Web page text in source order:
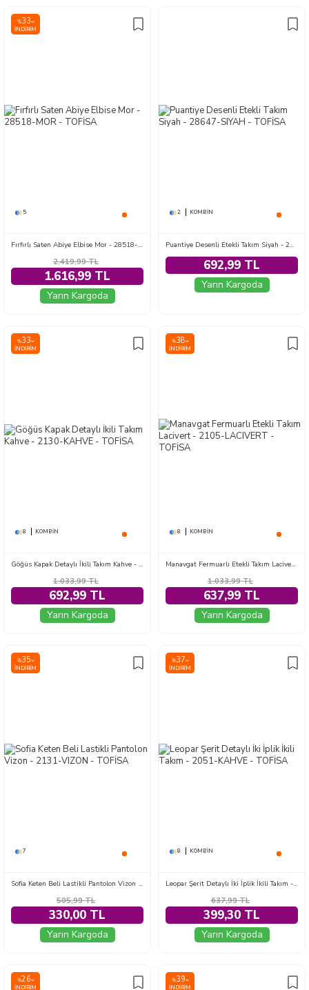
%33
İNDIRIM
5
Fırfırlı Saten Abiye Elbise Mor - 28518-MOR
2.419,99TL
1.616,99 TL
Yarın Kargoda
2 KOMBIN
Puantiye Desenli Etekli Takım Siyah - 28647-SIYAH
692,99 TL
Yarın Kargoda
%33
İNDIRIM
8 KOMBIN
Göğüs Kapak Detaylı İkili Takım Kahve - 2130-KAHVE
1.033,99TL
692,99 TL
Yarın Kargoda
%38
İNDIRIM
8 KOMBIN
Manavgat Fermuarlı Etekli Takım Lacivert - 2105-LACIVERT
1.033,99TL
637,99 TL
Yarın Kargoda
%35
İNDIRIM
7
Sofia Keten Beli Lastikli Pantolon Vizon - 2131-VIZON
505,99TL
330,00 TL
Yarın Kargoda
%37
İNDIRIM
8 KOMBIN
Leopar Şerit Detaylı İki İplik İkili Takım - 2051-KAHVE
637,99TL
399,30 TL
Yarın Kargoda
%26
İNDIRIM
%39
İNDIRIM